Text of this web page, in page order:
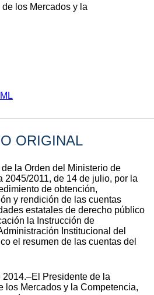
los Mercados y la
ORIGINAL
la Orden del Ministerio de
2045/2011, de 14 de julio, por la
de obtención,
y rendición de las cuentas
estatales de derecho público
la Instrucción de
Institucional del
el resumen de las cuentas del
Presidente de la
los Mercados y la Competencia,